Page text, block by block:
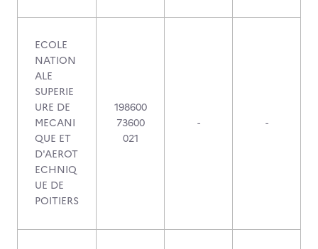
ECOLE
NATION
ALE
SUPERIE
URE DE
MECANI
QUE ET
D'AEROT
ECHNIQ
UE DE
POITIERS
198600
73600
021
- -